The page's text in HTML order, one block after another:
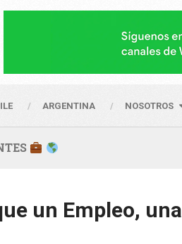
ARGENTINA NOSOTROS
un Empleo, una